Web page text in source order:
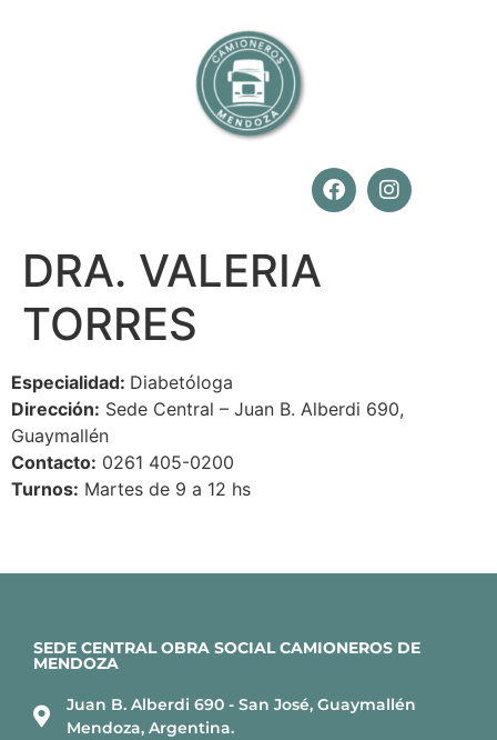
DRA. VALERIA
TORRES
Especialidad: Diabetóloga
Dirección: Sede Central – Juan B. Alberdi 690,
Guaymallén
Contacto: 0261 405-0200
Turnos: Martes de 9 a 12 hs
SEDE CENTRAL OBRA SOCIAL CAMIONEROS DE
MENDOZA
Juan B. Alberdi 690 - San José, Guaymallén
Mendoza, Argentina.